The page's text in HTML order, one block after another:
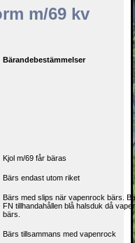
m/69 kv
Bärandebestämmelser
Kjol m/69 får bäras
Bärs endast utom riket
Bärs med slips när vapenrock bärs.
FN tillhandahållen blå halsduk då
bärs.
Bärs tillsammans med vapenrock